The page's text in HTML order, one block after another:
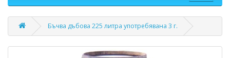
Бъчва дъбова 225 литра употребявана 3 г.